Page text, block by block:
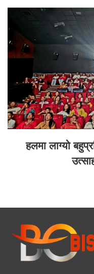
हलमा लाग्यो